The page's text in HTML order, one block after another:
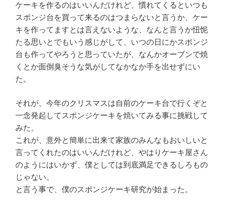
ケーキを作るのはいいんだけれど、慣れてくるといつも
スポンジ台を買って来るのはつまらないと言うか、ケー
キを作ってますとは言えないような、なんと言うか忸怩
たる思いとでもいう感じがして、いつの日にかスポンジ
台も作ってやろうと思っていたが、なんかオーブンで焼
くとか面倒臭そうな気がしてなかなか手を出せずにい
た。
それが、今年のクリスマスは自前のケーキ台で行くぞと
一念発起してスポンジケーキを焼いてみる事に挑戦して
みた。
これが、意外と簡単に出来て家族のみんなもおいしいと
言ってくれたのはいいんだけれど、やはりケーキ屋さん
のようにはいかず、僕としては到底満足できるしろもの
じゃない。
と言う事で、僕のスポンジケーキ研究が始まった。